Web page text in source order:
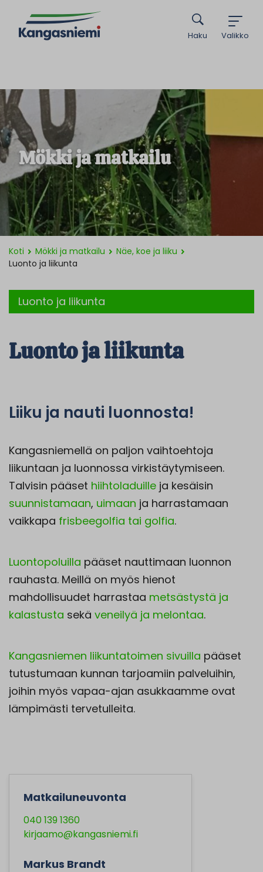
Valikko
Haku
Mökki ja matkailu
Koti Mökki ja matkailu
Näe, koe ja liiku
Luonto ja liikunta
Luonto ja liikunta
Luonto ja liikunta
Liiku ja nauti luonnosta!
Kangasniemellä on paljon vaihtoehtoja
liikuntaan ja luonnossa virkistäytymiseen.
Talvisin pääset hiihtoladuille ja kesäisin
suunnistamaan, uimaan ja harrastamaan
vaikkapa frisbeegolfia tai golfia.
Luontopoluilla pääset nauttimaan luonnon
rauhasta. Meillä on myös hienot
mahdollisuudet harrastaa metsästystä ja
kalastusta sekä veneilyä ja melontaa.
Kangasniemen liikuntatoimen sivuilla pääset
tutustumaan kunnan tarjoamiin palveluihin,
joihin myös vapaa-ajan asukkaamme ovat
lämpimästi tervetulleita.
Matkailuneuvonta
040 139 1360
kirjaamo@kangasniemi.fi
Markus Brandt